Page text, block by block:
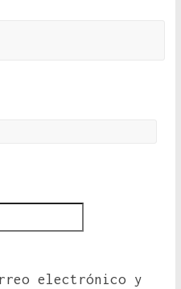
electrónico y